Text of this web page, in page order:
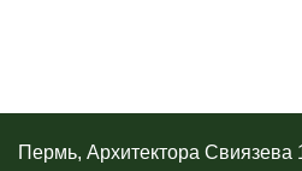
Пермь, Архитектора Свиязева